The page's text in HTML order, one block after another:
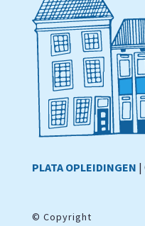
PLATA OPLEIDINGEN |
© Copyright